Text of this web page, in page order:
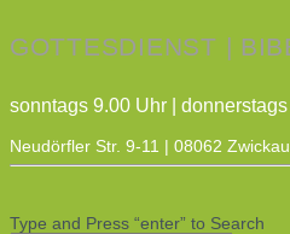
GOTTESDIENST |
sonntags 9.00 Uhr |
Neudörfler Str. 9-11 | 08062
Type and Press “enter” to Search